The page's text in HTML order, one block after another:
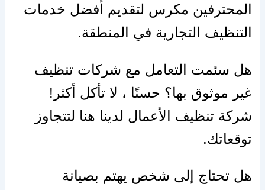
المحترفين مكرس لتقديم أفضل خدمات
التنظيف التجارية في المنطقة.
هل سئمت التعامل مع شركات تنظيف
غير موثوق بها؟ حسنًا ، لا تأكل أكثر!
شركة تنظيف الأعمال لدينا هنا لتتجاوز
توقعاتك.
هل تحتاج إلى شخص يهتم بصيانة